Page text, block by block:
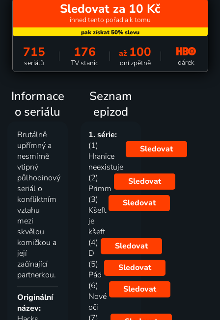
Sledovat za 10 Kč
ihned tento pořad a k tomu
715
seriálů
176
TV stanic
až 100
dní zpětně dárek
Informace
o seriálu
Brutálně
upřímný a
nesmírně
vtipný
půlhodinový
seriál o
konfliktním
vztahu
mezi
skvělou
komičkou a
její
začínající
partnerkou.
Originální
název:
Seznam
epizod
1. série:
(1)
Hranice
neexistuje
Sledovat
(2)
Primm
Sledovat
(3)
Kšeft
je
kšeft
Sledovat
(4)
D
Sledovat
(5)
Pád
Sledovat
(6)
Nové
oči
Sledovat